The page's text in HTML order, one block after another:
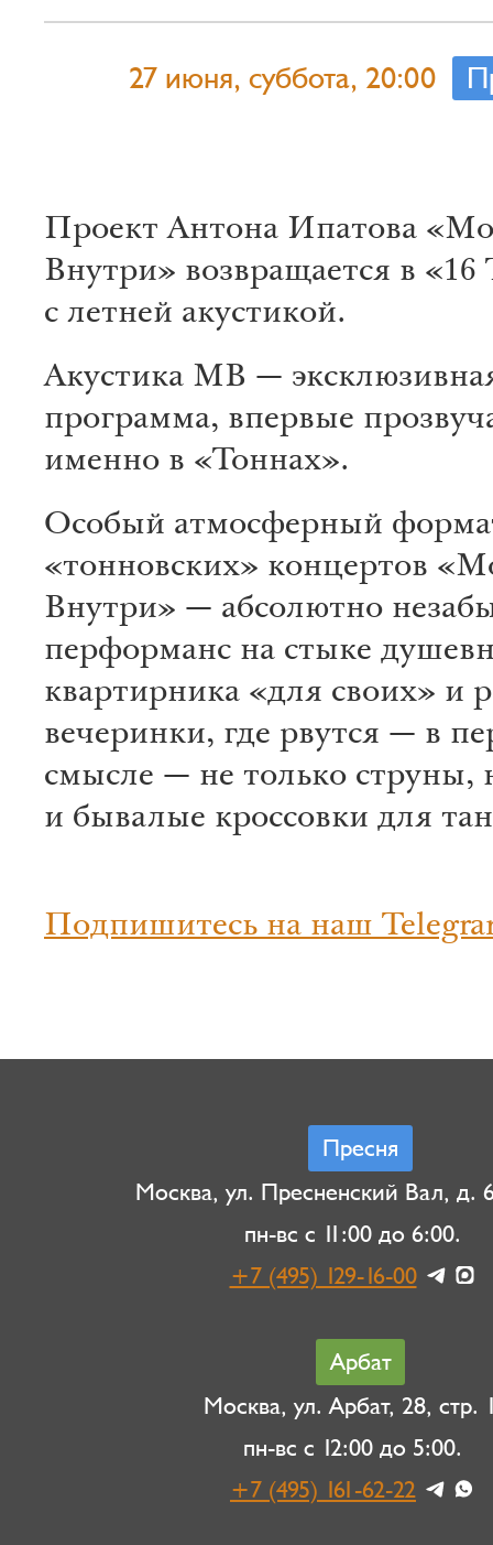
27 июня, суббота, 20:00
Проект Антона Ипатова
Внутри» возвращается в «16
с летней акустикой.
Акустика МВ —
программа, впервые
именно в «Тоннах».
Особый атмосферный
«тонновских» концертов
Внутри» — абсолютно
перформанс на стыке
квартирника «для своих» и
вечеринки, где рвутся — в
смысле — не только струны,
и бывалые кроссовки для
Подпишитесь на наш
Пресня
Москва, ул. Пресненский Вал, д.
пн-вс с 11:00 до 6:00.
+7 (495) 129-16-00
Арбат
Москва, ул. Арбат, 28, стр.
пн-вс с 12:00 до 5:00.
+7 (495) 161-62-22